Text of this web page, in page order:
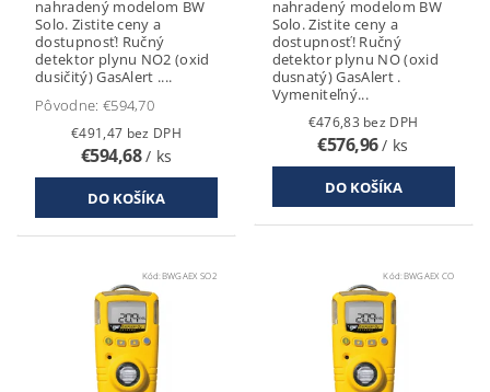
nahradený modelom BW
Solo. Zistite ceny a
dostupnosť! Ručný
detektor plynu NO2 (oxid
dusičitý) GasAlert ....
Pôvodne: €594,70
€491,47 bez DPH
€594,68/ ks
nahradený modelom BW
Solo. Zistite ceny a
dostupnosť! Ručný
detektor plynu NO (oxid
dusnatý) GasAlert .
Vymeniteľný...
€476,83 bez DPH
€576,96/ ks
Kód:BWGAEX SO2 Kód:BWGAEX CO